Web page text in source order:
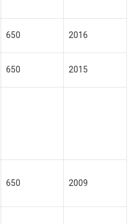
650 2016
650 2015
650 2009